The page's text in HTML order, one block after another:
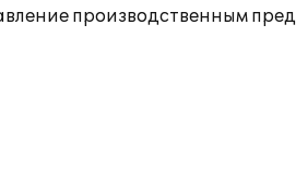
производственным